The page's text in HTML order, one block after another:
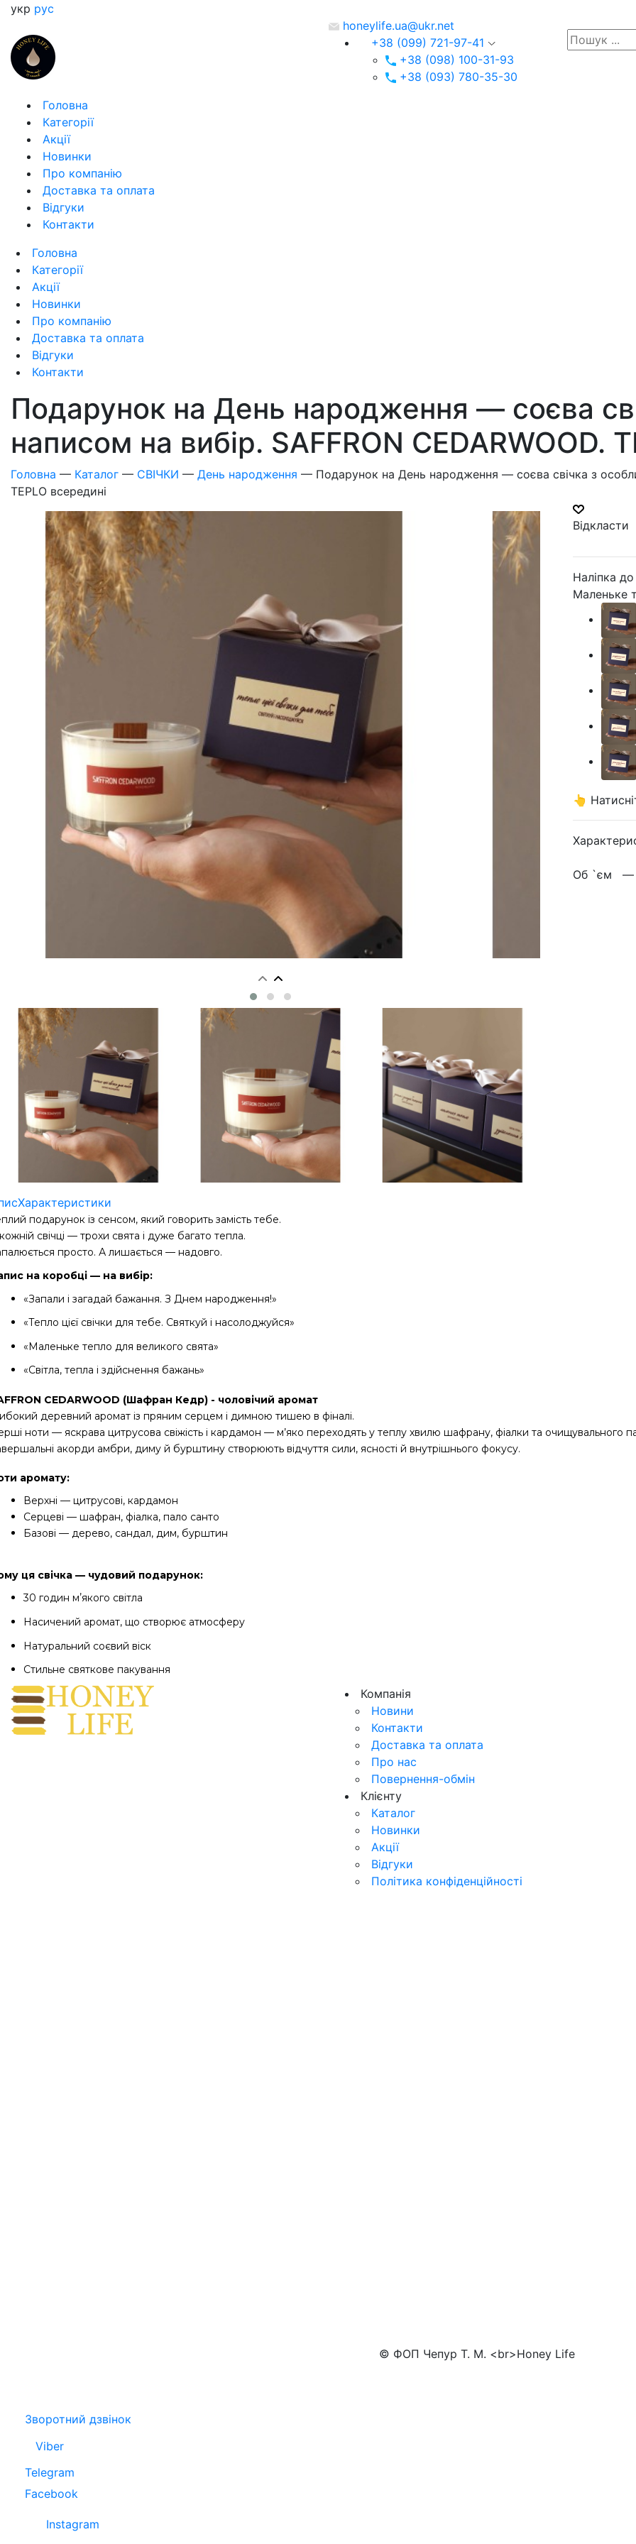
укр рус
honeylife.ua@ukr.net
+38 (099) 721-97-41
+38 (098) 100-31-93
+38 (093) 780-35-30
Головна
Категорії
Акції
Новинки
Про компанію
Доставка та оплата
Відгуки
Контакти
Головна
Категорії
Акції
Новинки
Про компанію
Доставка та оплата
Відгуки
Контакти
Подарунок на День народження — соєва
написом на вибір. SAFFRON CEDARWOOD.
Головна — Каталог — СВІЧКИ — День народження — Подарунок на День народження — соєва свічка з
TEPLO всередині
Відкласти
Наліпка
Маленьке
👆
Об `єм
Характеристики
подарунок із сенсом, який говорить замість тебе.
свічці — трохи свята і дуже багато тепла.
просто. А лишається — надовго.
на коробці — на вибір:
«Запали і загадай бажання. З Днем народження!»
«Тепло цієї свічки для тебе. Святкуй і насолоджуйся»
«Маленьке тепло для великого свята»
«Світла, тепла і здійснення бажань»
CEDARWOOD (Шафран Кедр) - чоловічий аромат
деревний аромат із пряним серцем і димною тишею в фіналі.
ноти — яскрава цитрусова свіжість і кардамон — м’яко переходять у теплу хвилю шафрану, фіалки та очищувального
акорди амбри, диму й бурштину створюють відчуття сили, ясності й внутрішнього фокусу.
аромату:
Верхні — цитрусові, кардамон
Серцеві — шафран, фіалка, пало санто
Базові — дерево, сандал, дим, бурштин
ця свічка — чудовий подарунок:
30 годин мʼякого світла
Насичений аромат, що створює атмосферу
Натуральний соєвий віск
Стильне святкове пакування
Компанія
Новини
Контакти
Доставка та оплата
Про нас
Повернення-обмін
Клієнту
Каталог
Новинки
Акції
Відгуки
Політика конфіденційності
© ФОП Чепур Т. М. <br>Honey Life
Зворотний дзвінок
Viber
Telegram
Facebook
Instagram